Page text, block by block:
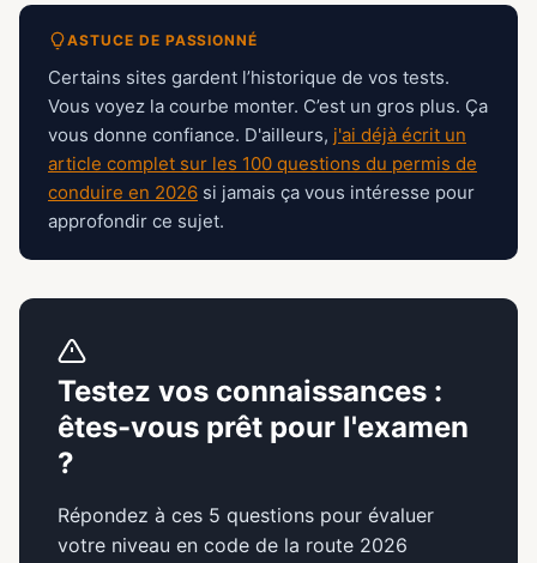
ASTUCE DE PASSIONNÉ
Certains sites gardent l’historique de vos tests.
Vous voyez la courbe monter. C’est un gros plus. Ça
vous donne confiance. D'ailleurs, j'ai déjà écrit un
article complet sur les 100 questions du permis de
conduire en 2026 si jamais ça vous intéresse pour
approfondir ce sujet.
Testez vos connaissances :
êtes-vous prêt pour l'examen
?
Répondez à ces 5 questions pour évaluer
votre niveau en code de la route 2026